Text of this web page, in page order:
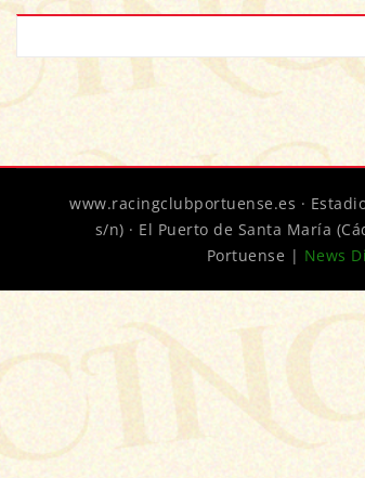
www.racingclubportuense.es ·
s/n) · El Puerto de Santa María
Portuense | News